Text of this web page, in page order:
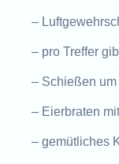
–
– pro Treffer
– Schießen um
– Eierbraten
– gemütliches